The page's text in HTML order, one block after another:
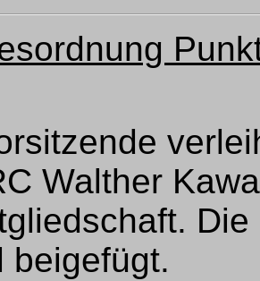
Walther
beigefügt.